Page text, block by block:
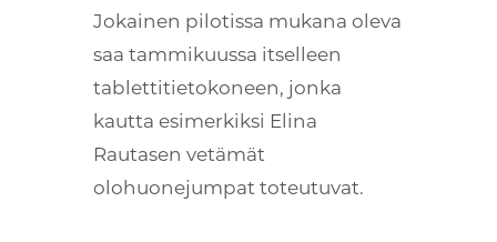
Jokainen pilotissa mukana oleva
saa tammikuussa itselleen
tablettitietokoneen, jonka
kautta esimerkiksi Elina
Rautasen vetämät
olohuonejumpat toteutuvat.